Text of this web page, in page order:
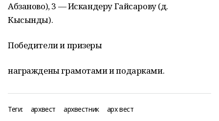
Абзаново), 3 — Искандеру Гайсарову (д.
Кысынды).
Победители и призеры
награждены грамотами и подарками.
Теги: архвест архвестник арх вест